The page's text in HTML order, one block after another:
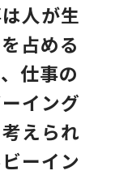
人が生
占める
仕事の
イング
えられ
ーイン